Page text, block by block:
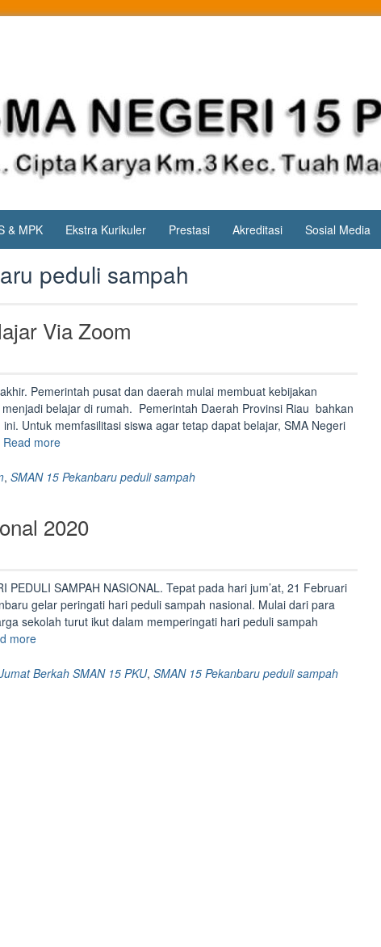
& MPK Ekstra Kurikuler Prestasi Akreditasi Sosial Media
peduli sampah
Via Zoom
Pemerintah pusat dan daerah mulai membuat kebijakan
belajar di rumah. Pemerintah Daerah Provinsi Riau bahkan
Untuk memfasilitasi siswa agar tetap dapat belajar, SMA Negeri
Read more“Siswa
15
Via
, SMAN 15 Pekanbaru peduli sampah
2020
PEDULI SAMPAH NASIONAL. Tepat pada hari jum’at, 21 Februari
gelar peringati hari peduli sampah nasional. Mulai dari para
sekolah turut ikut dalam memperingati hari peduli sampah
more“Hari
Sampah
Berkah SMAN 15 PKU, SMAN 15 Pekanbaru peduli sampah